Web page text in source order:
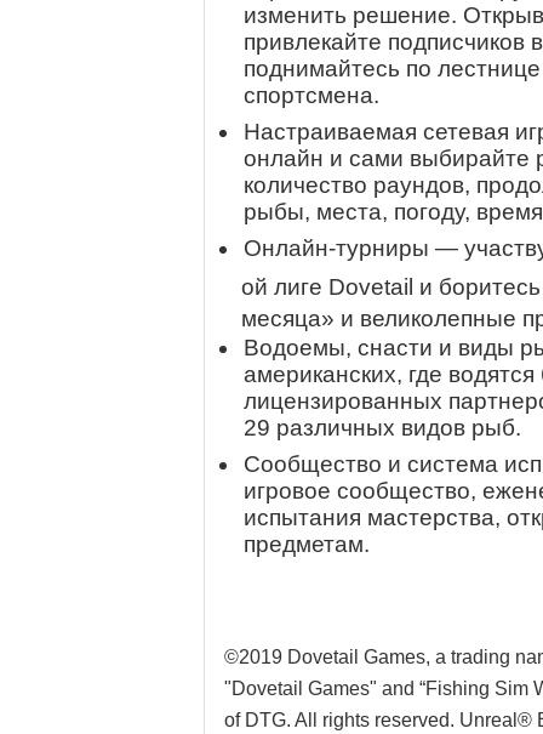
изменить решение.
привлекайте подписчиков
поднимайтесь по
спортсмена.
Настраиваемая сетевая
онлайн и сами
количество раундов,
рыбы, места, погоду, время
Онлайн-турниры —
ой лиге Dovetail и
месяца» и великолепные
Водоемы, снасти и виды
американских, где
лицензированных
29 различных видов рыб.
Сообщество и система
игровое сообщество,
испытания мастерства,
предметам.
©2019 Dovetail Games, a trading
"Dovetail Games" and “Fishing Sim
of DTG. All rights reserved. Unreal®